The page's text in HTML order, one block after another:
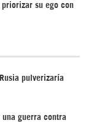
priorizar su ego con
pulverizaría
una guerra contra